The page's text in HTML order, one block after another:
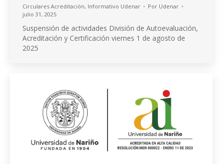
Circulares Acreditación, Informativo Udenar Por Udenar
julio 31, 2025
Suspensión de actividades División de Autoevaluación,
Acreditación y Certificación viernes 1 de agosto de
2025